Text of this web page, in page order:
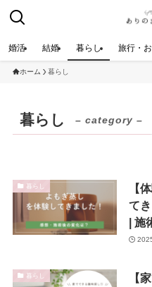
婚活 結婚 暮らし 旅行・
ホーム 暮らし
暮らし – category –
暮らし
【
て
| 施
暮らし
【